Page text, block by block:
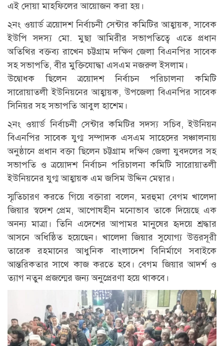
এই দোয়া মাহফিলের আয়োজন করা হয়।
২নং ওয়ার্ড ত্রয়োদশ নির্বাচনী সেন্টার কমিটির আহ্বায়ক, সাবেক
ইউপি সদস্য মো. মুছা আমিরীর সভাপতিত্বে এতে প্রধান
অতিথির বক্তব্য রাখেন চট্টগ্রাম দক্ষিণ জেলা বিএনপির সাবেক
সহ সভাপতি, বীর মুক্তিযোদ্ধা এসএম নজরুল ইসলাম।
উদ্বোধক ছিলেন ত্রয়োদশ নির্বাচন পরিচালনা কমিটি
সারোয়াতলী ইউনিয়নের আহ্বায়ক, উপজেলা বিএনপির সাবেক
সিনিয়র সহ সভাপতি আবুল হাশেম।
২নং ওয়ার্ড নির্বাচনী সেন্টার কমিটির সদস্য সচিব, ইউনিয়ন
বিএনপির সাবেক যুগ্ম সম্পাদক এসএম সাহেদের সঞ্চালনায়
অনুষ্ঠানে প্রধান বক্তা ছিলেন চট্টগ্রাম দক্ষিণ জেলা যুবদলের সহ
সভাপতি ও ত্রয়োদশ নির্বাচন পরিচালনা কমিটি সারোয়াতলী
ইউনিয়নের যুগ্ম আহ্বায়ক এম জসিম উদ্দিন মেম্বার।
স্মৃতিচারণ করতে গিয়ে বক্তারা বলেন, মরহুমা বেগম খালেদা
জিয়ার স্বদেশ প্রেম, আপোষহীন মনোভাব তাকে দিয়েছে এক
অনন্য মাত্রা। তিনি এদেশের আপামর মানুষের হৃদয়ে শ্রদ্ধার
আসনে অধিষ্ঠিত হয়েছেন। খালেদা জিয়ার সুযোগ্য উত্তরসূরী
তারেক রহমানের আধুনিক বাংলাদেশ বিনির্মাণে সবাইকে
আন্তরিকতার সাথে কাজ করতে হবে। বেগম জিয়ার আদর্শ ও
ত্যাগ নতুন প্রজন্মের জন্য অনুপ্রেরণা হয়ে থাকবে।